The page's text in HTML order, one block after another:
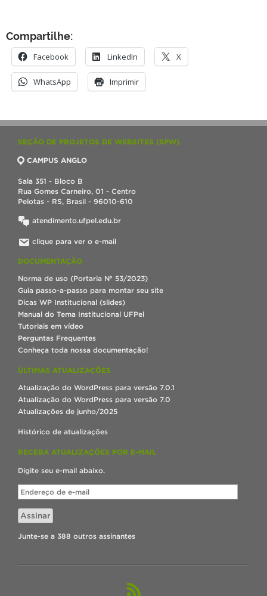
Compartilhe:
Facebook LinkedIn X
WhatsApp Imprimir
SEÇÃO DE PROJETOS DE WEBSITES (SPW)
CAMPUS ANGLO
Sala 351 - Bloco B
Rua Gomes Carneiro, 01 - Centro
Pelotas - RS, Brasil - 96010-610
atendimento.ufpel.edu.br
clique para ver o e-mail
DOCUMENTAÇÃO
Norma de uso (Portaria Nº 53/2023)
Guia passo-a-passo para montar seu site
Dicas WP Institucional (slides)
Manual do Tema Institucional UFPel
Tutoriais em vídeo
Perguntas Frequentes
Conheça toda nossa documentação!
ÚLTIMAS ATUALIZAÇÕES
Atualização do WordPress para versão 7.0.1
Atualização do WordPress para versão 7.0
Atualizações de junho/2025
Histórico de atualizações
RECEBA ATUALIZAÇÕES POR E-MAIL
Digite seu e-mail abaixo.
Endereço
de
e-
mail
Assinar
Junte-se a 388 outros assinantes